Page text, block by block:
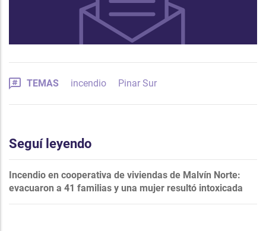
TEMAS incendio Pinar Sur
Seguí leyendo
Incendio en cooperativa de viviendas de Malvín Norte:
evacuaron a 41 familias y una mujer resultó intoxicada